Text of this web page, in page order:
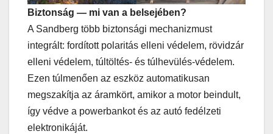
Biztonság — mi van a belsejében?
A Sandberg több biztonsági mechanizmust
integrált: fordított polaritás elleni védelem, rövidzár
elleni védelem, túltöltés- és túlhevülés-védelem.
Ezen túlmenően az eszköz automatikusan
megszakítja az áramkört, amikor a motor beindult,
így védve a powerbankot és az autó fedélzeti
elektronikáját.